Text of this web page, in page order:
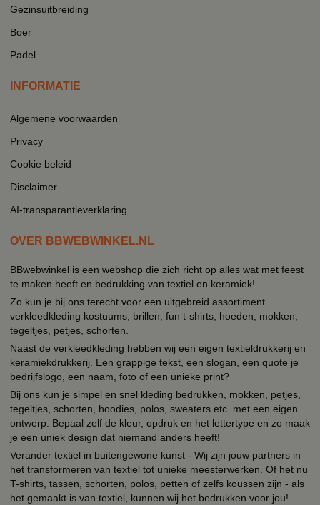
Gezinsuitbreiding
Boer
Padel
INFORMATIE
Algemene voorwaarden
Privacy
Cookie beleid
Disclaimer
AI-transparantieverklaring
OVER BBWEBWINKEL.NL
BBwebwinkel is een webshop die zich richt op alles wat met feest
te maken heeft en bedrukking van textiel en keramiek!
Zo kun je bij ons terecht voor een uitgebreid assortiment
verkleedkleding kostuums, brillen, fun t-shirts, hoeden, mokken,
tegeltjes, petjes, schorten.
Naast de verkleedkleding hebben wij een eigen textieldrukkerij en
keramiekdrukkerij. Een grappige tekst, een slogan, een quote je
bedrijfslogo, een naam, foto of een unieke print?
Bij ons kun je simpel en snel kleding bedrukken, mokken, petjes,
tegeltjes, schorten, hoodies, polos, sweaters etc. met een eigen
ontwerp. Bepaal zelf de kleur, opdruk en het lettertype en zo maak
je een uniek design dat niemand anders heeft!
Verander textiel in buitengewone kunst - Wij zijn jouw partners in
het transformeren van textiel tot unieke meesterwerken. Of het nu
T-shirts, tassen, schorten, polos, petten of zelfs koussen zijn - als
het gemaakt is van textiel, kunnen wij het bedrukken voor jou!